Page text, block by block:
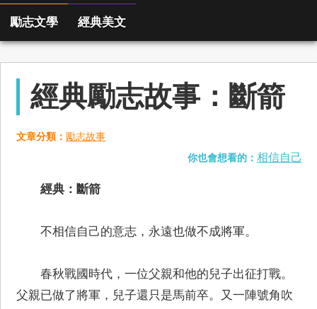
勵志文學 經典美文
經典勵志故事：斷箭
文章分類：勵志故事
你也會想看的： 相信自己
經典：斷箭
不相信自己的意志，永遠也做不成將軍。
春秋戰國時代，一位父親和他的兒子出征打戰。
父親已做了將軍，兒子還只是馬前卒。又一陣號角吹